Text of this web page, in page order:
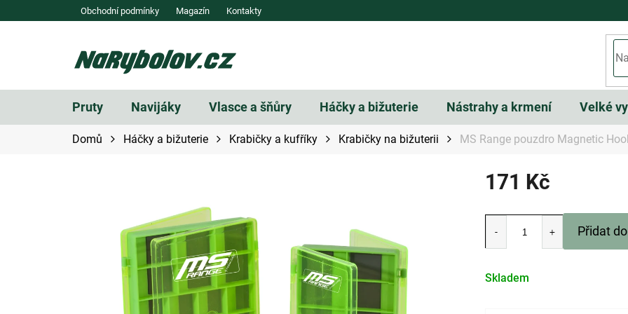
na
Obchodní podmínky Magazín Kontakty
Pruty Navijáky Vlasce a šňůry Háčky a bižuterie Nástrahy a krmení Velké
Domů Háčky a bižuterie Krabičky a kufříky Krabičky na bižuterii MS Range pouzdro Magnetic
171 Kč
Skladem
Přidat